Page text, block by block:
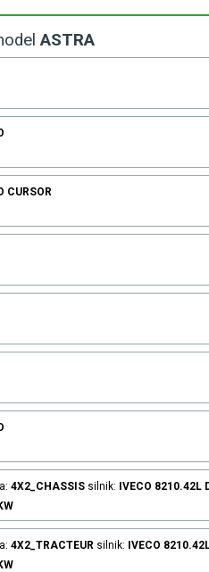
ASTRA
CURSOR
4X2_CHASSIS silnik: IVECO 8210.42L
4X2_TRACTEUR silnik: IVECO